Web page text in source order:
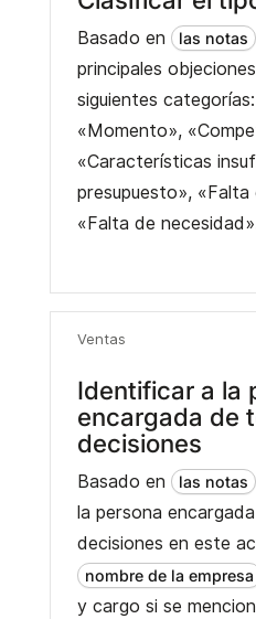
Basado en las notas
principales
siguientes
«Momento»,
«Características
presupuesto»,
«Falta de
Ventas
Identificar a la
encargada de
decisiones
Basado en las notas
la persona
decisiones en este
nombre de la empresa
y cargo si se